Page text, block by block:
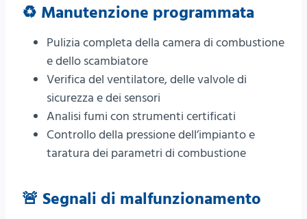
♻️ Manutenzione programmata
Pulizia completa della camera di combustione
e dello scambiatore
Verifica del ventilatore, delle valvole di
sicurezza e dei sensori
Analisi fumi con strumenti certificati
Controllo della pressione dell’impianto e
taratura dei parametri di combustione
🚨 Segnali di malfunzionamento